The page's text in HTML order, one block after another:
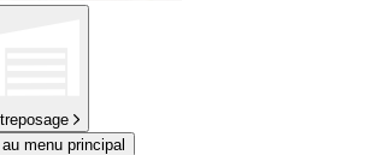
menu principal